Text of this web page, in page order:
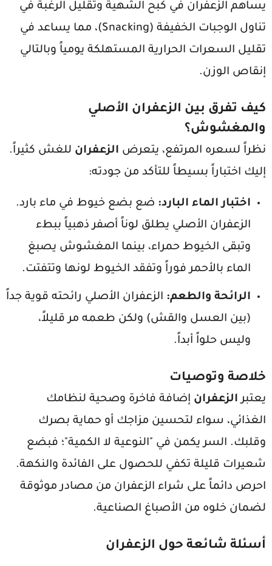
يساهم الزعفران في كبح الشهية وتقليل الرغبة في
تناول الوجبات الخفيفة (Snacking)، مما يساعد في
تقليل السعرات الحرارية المستهلكة يومياً وبالتالي
إنقاص الوزن.
كيف تفرق بين الزعفران الأصلي
والمغشوش؟
نظراً لسعره المرتفع، يتعرض الزعفران للغش كثيراً.
إليك اختباراً بسيطاً للتأكد من جودته:
اختبار الماء البارد: ضع بضع خيوط في ماء بارد.
الزعفران الأصلي يطلق لوناً أصفر ذهبياً ببطء
وتبقى الخيوط حمراء، بينما المغشوش يصبغ
الماء بالأحمر فوراً وتفقد الخيوط لونها وتتفتت.
الرائحة والطعم: الزعفران الأصلي رائحته قوية جداً
(بين العسل والقش) ولكن طعمه مر قليلاً،
وليس حلواً أبداً.
خلاصة وتوصيات
يعتبر الزعفران إضافة فاخرة وصحية لنظامك
الغذائي، سواء لتحسين مزاجك أو حماية بصرك
وقلبك. السر يكمن في "النوعية لا الكمية"؛ فبضع
شعيرات قليلة تكفي للحصول على الفائدة والنكهة.
احرص دائماً على شراء الزعفران من مصادر موثوقة
لضمان خلوه من الأصباغ الصناعية.
أسئلة شائعة حول الزعفران